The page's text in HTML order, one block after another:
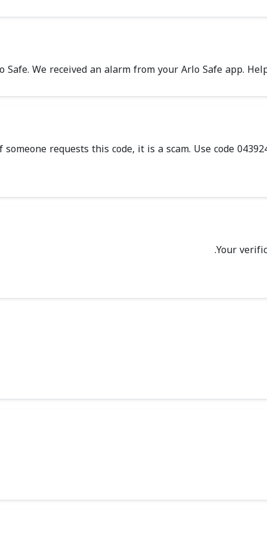
We received an alarm from your Arlo Safe app.
someone requests this code, it is a scam. Use code
Your